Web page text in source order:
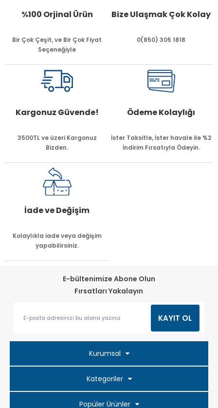
%100 Orjinal Ürün
Bir Çok Çeşit, ve Bir Çok Fiyat
Seçeneğiyle
Bize Ulaşmak Çok Kolay
0(850) 305 1818
Kargonuz Güvende!
3500TL ve üzeri Kargonuz
Bizden.
Ödeme Kolaylığı
İster Taksitle, İster havale ile %2
İndirim Fırsatıyla Ödeyin.
İade ve Değişim
Kolaylıkla iade veya değişim
yapabilirsiniz.
E-bültenimize Abone Olun
Fırsatları Yakalayın
Kurumsal
Kategoriler
Popüler Ürünler